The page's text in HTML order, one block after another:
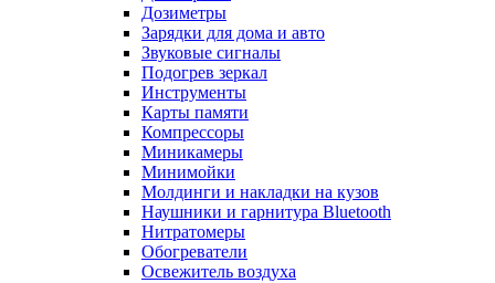
Дозиметры
Зарядки для дома и авто
Звуковые сигналы
Подогрев зеркал
Инструменты
Карты памяти
Компрессоры
Миникамеры
Минимойки
Молдинги и накладки на кузов
Наушники и гарнитура Bluetooth
Нитратомеры
Обогреватели
Освежитель воздуха